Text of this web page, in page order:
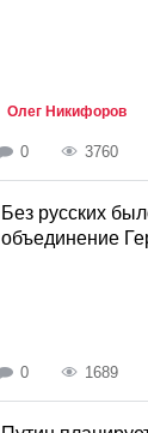
Олег Никифоров
0 3760
Без русских
объединение
0 1689